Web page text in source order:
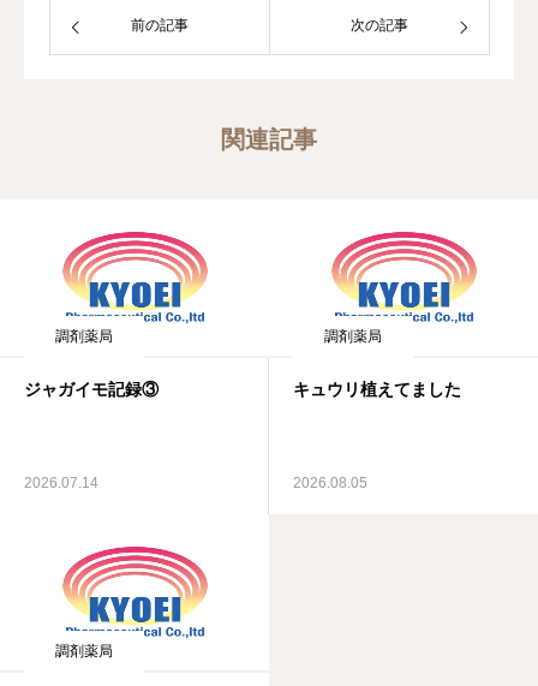
前の記事 次の記事
関連記事
調剤薬局
ジャガイモ記録③
2026.07.14
調剤薬局
キュウリ植えてました
2026.08.05
調剤薬局